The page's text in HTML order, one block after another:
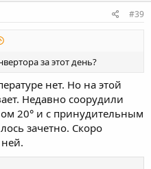
#39
за этот день?
нет. Но на этой
Недавно соорудили
20° и с принудительным
зачетно. Скоро